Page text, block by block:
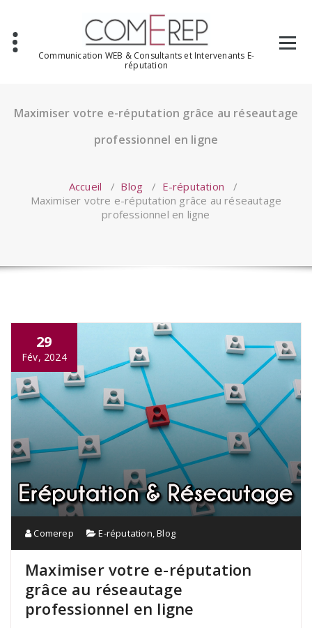
contenu
Communication WEB & Consultants et Intervenants E-
réputation
Maximiser votre e-réputation grâce au réseautage
professionnel en ligne
Accueil / Blog / E-réputation /
Maximiser votre e-réputation grâce au réseautage
professionnel en ligne
29
Fév, 2024
Comerep E-réputation,Blog
Maximiser votre e-réputation
grâce au réseautage
professionnel en ligne